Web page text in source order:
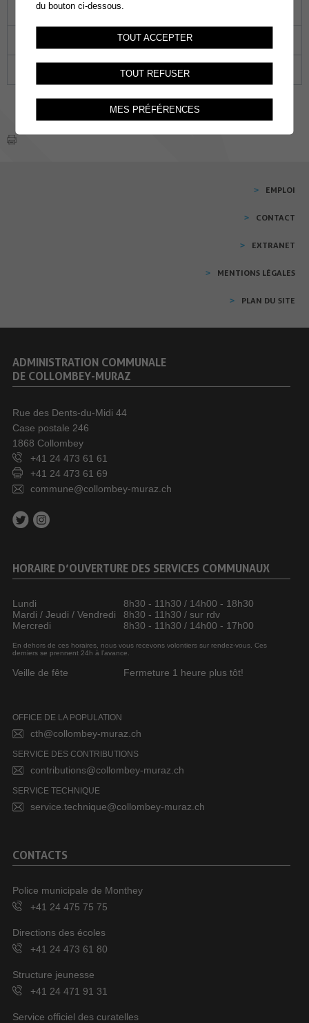
17 18
26 27
02
EMPLOI
CONTACT
EXTRANET
MENTIONS LÉGALES
PLAN DU SITE
ADMINISTRATION COMMUNALE
DE COLLOMBEY-MURAZ
Rue des Dents-du-Midi 44
Case postale 246
1868 Collombey
+41 24 473 61 61
+41 24 473 61 69
commune@collombey-muraz.ch
HORAIRE D’OUVERTURE DES SERVICES COMMUNAUX
Lundi
8h30 - 11h30 / 14h00 - 18h30
Mardi / Jeudi / Vendredi
8h30 - 11h30 / sur rdv
Mercredi
8h30 - 11h30 / 14h00 - 17h00
En dehors de ces horaires, nous vous recevons volontiers sur rendez-vous. Ces
derniers se prennent 24h à l’avance.
Veille de fête Fermeture 1 heure plus tôt!
OFFICE DE LA POPULATION
cth@collombey-muraz.ch
SERVICE DES CONTRIBUTIONS
contributions@collombey-muraz.ch
SERVICE TECHNIQUE
service.technique@collombey-muraz.ch
CONTACTS
Police municipale de Monthey
+41 24 475 75 75
Directions des écoles
+41 24 473 61 80
Structure jeunesse
+41 24 471 91 31
Service officiel des curatelles
du bouton ci-dessous.
TOUT ACCEPTER
TOUT REFUSER
MES PRÉFÉRENCES